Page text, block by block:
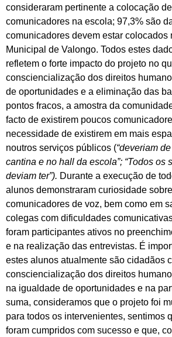
consideraram pertinente a colocação
comunicadores na escola; 97,3% são
comunicadores devem estar colocados
Municipal de Valongo. Todos estes
refletem o forte impacto do projeto no
consciencialização dos direitos
de oportunidades e a eliminação das
pontos fracos, a amostra da
facto de existirem poucos
necessidade de existirem em mais
noutros serviços públicos (“deveriam
cantina e no hall da escola”; “Todos os
deviam ter”). Durante a execução de
alunos demonstraram curiosidade
comunicadores de voz, bem como em
colegas com dificuldades
foram participantes ativos no
e na realização das entrevistas. É
estes alunos atualmente são cidadãos
consciencialização dos direitos
na igualdade de oportunidades e na
suma, consideramos que o projeto foi
para todos os intervenientes, sentimos
foram cumpridos com sucesso e que,